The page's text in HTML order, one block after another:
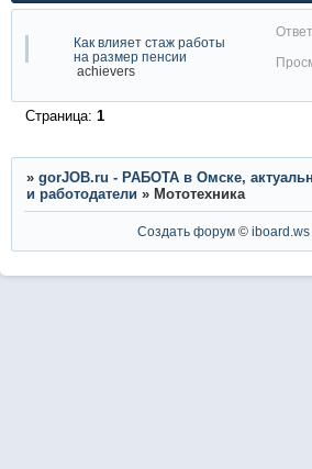
Как влияет стаж работы
на размер пенсии
achievers
Страница: 1
» gorJOB.ru - РАБОТА в Омске,
и работодатели » Мототехника
Создать форум ©iboard.ws